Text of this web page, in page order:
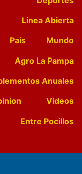
Linea Abierta
País
Mundo
Agro La Pampa
Anuales
Videos
Entre Pocillos